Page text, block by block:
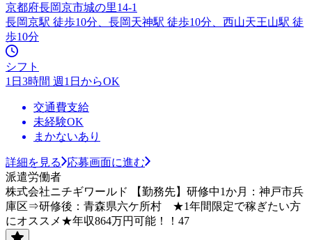
京都府長岡京市城の里14-1
長岡京駅 徒歩10分、長岡天神駅 徒歩10分、西山天王山駅 徒
歩10分
シフト
1日3時間 週1日からOK
交通費支給
未経験OK
まかないあり
詳細を見る
応募画面に進む
派遣労働者
株式会社ニチギワールド 【勤務先】研修中1か月：神戸市兵
庫区⇒研修後：青森県六ケ所村 ★1年間限定で稼ぎたい方
にオススメ★年収864万円可能！！47